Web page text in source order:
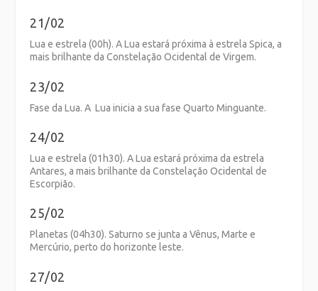
21/02
Lua e estrela (00h). A Lua estará próxima à estrela Spica, a
mais brilhante da Constelação Ocidental de Virgem.
23/02
Fase da Lua. A Lua inicia a sua fase Quarto Minguante.
24/02
Lua e estrela (01h30). A Lua estará próxima da estrela
Antares, a mais brilhante da Constelação Ocidental de
Escorpião.
25/02
Planetas (04h30). Saturno se junta a Vênus, Marte e
Mercúrio, perto do horizonte leste.
27/02